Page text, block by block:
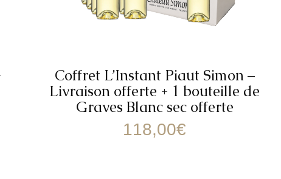
Coffret L’Instant Piaut Simon –
Livraison offerte + 1 bouteille de
Graves Blanc sec offerte
118,00€